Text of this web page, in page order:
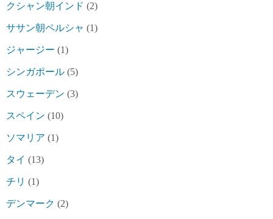
クシャン朝インド (2)
ササン朝ペルシャ (1)
ジャージー (1)
シンガポール (5)
スウェーデン (3)
スペイン (10)
ソマリア (1)
タイ (13)
チリ (1)
デンマーク (2)